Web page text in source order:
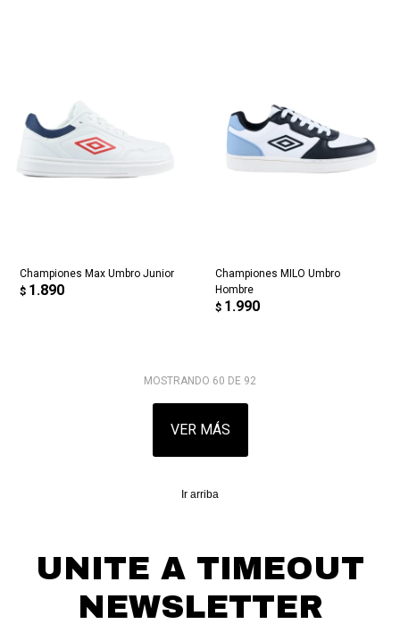
Championes Max Umbro Junior
$ 1.890
Championes MILO Umbro
Hombre
$ 1.990
MOSTRANDO 60 DE 92
VER MÁS
Ir arriba
UNITE A TIMEOUT
NEWSLETTER